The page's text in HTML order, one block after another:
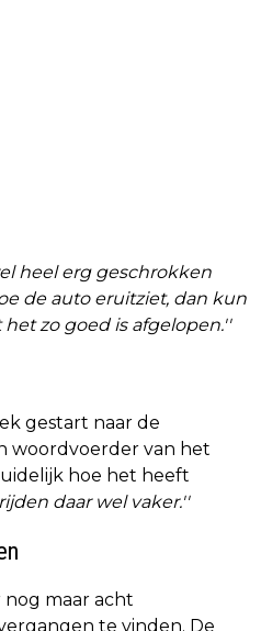
heel erg geschrokken
de auto eruitziet, dan kun
zo goed is afgelopen.''
gestart naar de
woordvoerder van het
hoe het heeft
daar wel vaker.''
maar acht
te vinden. De